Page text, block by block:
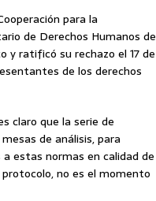
para la
de Derechos Humanos de
y ratificó su rechazo el 17 de
de los derechos
claro que la serie de
de análisis, para
estas normas en calidad de
no es el momento